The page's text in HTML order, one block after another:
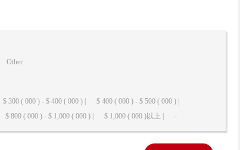
Other
$ 300 ( 000 ) - $ 400 ( 000 ) |
$ 400 ( 000 ) - $ 500 ( 000 ) |
$ 800 ( 000 ) - $ 1,000 ( 000 ) | $ 1,000 ( 000 )以上 | -